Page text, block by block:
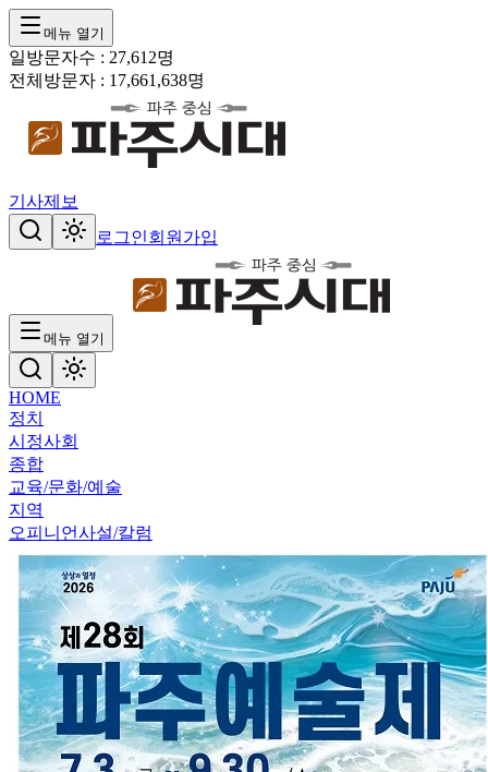
메뉴 열기
일방문자수 : 27,612명
전체방문자 : 17,661,638명
기사제보
로그인회원가입
메뉴 열기
HOME
정치
시정사회
종합
교육/문화/예술
지역
오피니언사설/칼럼